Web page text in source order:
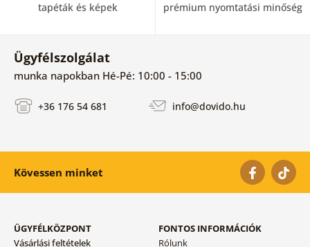
tapéták és képek prémium nyomtatási minőség
Ügyfélszolgálat
munka napokban Hé-Pé: 10:00 - 15:00
+36 176 54 681 info@dovido.hu
Kövessen minket
ÜGYFÉLKÖZPONT
Vásárlási feltételek
FONTOS INFORMÁCIÓK
Rólunk